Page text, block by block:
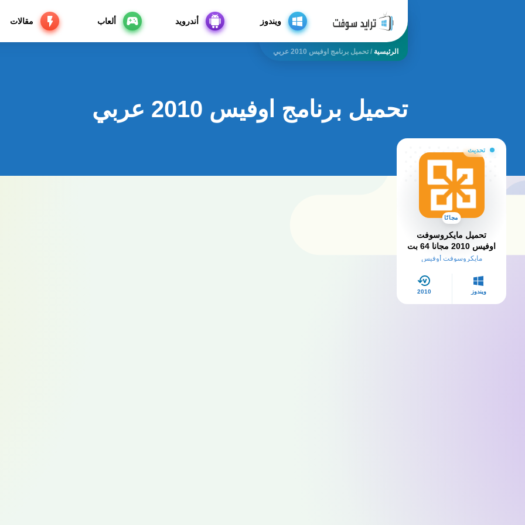
ويندوز أندرويد ألعاب مقالات
الرئيسية /تحميل برنامج اوفيس 2010 عربي
تحميل برنامج اوفيس 2010 عربي
تحديث
مجانًا
تحميل مايكروسوفت
اوفيس 2010 مجانا 64 بت
من ميديا فاير كامل مُفعّل
مايكروسوفت أوفيس
ويندوز 2010